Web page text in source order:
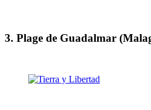
3. Plage de Guadalmar